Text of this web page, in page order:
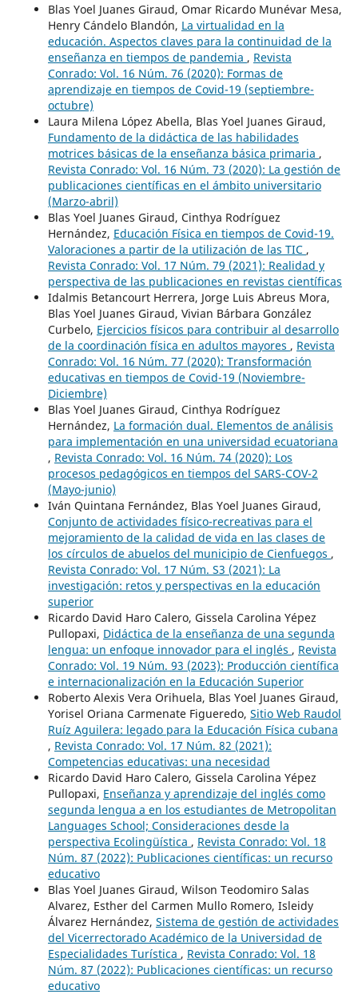
Blas Yoel Juanes Giraud, Omar Ricardo Munévar Mesa,
Henry Cándelo Blandón, La virtualidad en la
educación. Aspectos claves para la continuidad de la
enseñanza en tiempos de pandemia , Revista
Conrado: Vol. 16 Núm. 76 (2020): Formas de
aprendizaje en tiempos de Covid-19 (septiembre-
octubre)
Laura Milena López Abella, Blas Yoel Juanes Giraud,
Fundamento de la didáctica de las habilidades
motrices básicas de la enseñanza básica primaria ,
Revista Conrado: Vol. 16 Núm. 73 (2020): La gestión de
publicaciones científicas en el ámbito universitario
(Marzo-abril)
Blas Yoel Juanes Giraud, Cinthya Rodríguez
Hernández, Educación Física en tiempos de Covid-19.
Valoraciones a partir de la utilización de las TIC ,
Revista Conrado: Vol. 17 Núm. 79 (2021): Realidad y
perspectiva de las publicaciones en revistas científicas
Idalmis Betancourt Herrera, Jorge Luis Abreus Mora,
Blas Yoel Juanes Giraud, Vivian Bárbara González
Curbelo, Ejercicios físicos para contribuir al desarrollo
de la coordinación física en adultos mayores , Revista
Conrado: Vol. 16 Núm. 77 (2020): Transformación
educativas en tiempos de Covid-19 (Noviembre-
Diciembre)
Blas Yoel Juanes Giraud, Cinthya Rodríguez
Hernández, La formación dual. Elementos de análisis
para implementación en una universidad ecuatoriana
, Revista Conrado: Vol. 16 Núm. 74 (2020): Los
procesos pedagógicos en tiempos del SARS-COV-2
(Mayo-junio)
Iván Quintana Fernández, Blas Yoel Juanes Giraud,
Conjunto de actividades físico-recreativas para el
mejoramiento de la calidad de vida en las clases de
los círculos de abuelos del municipio de Cienfuegos ,
Revista Conrado: Vol. 17 Núm. S3 (2021): La
investigación: retos y perspectivas en la educación
superior
Ricardo David Haro Calero, Gissela Carolina Yépez
Pullopaxi, Didáctica de la enseñanza de una segunda
lengua: un enfoque innovador para el inglés , Revista
Conrado: Vol. 19 Núm. 93 (2023): Producción científica
e internacionalización en la Educación Superior
Roberto Alexis Vera Orihuela, Blas Yoel Juanes Giraud,
Yorisel Oriana Carmenate Figueredo, Sitio Web Raudol
Ruíz Aguilera: legado para la Educación Física cubana
, Revista Conrado: Vol. 17 Núm. 82 (2021):
Competencias educativas: una necesidad
Ricardo David Haro Calero, Gissela Carolina Yépez
Pullopaxi, Enseñanza y aprendizaje del inglés como
segunda lengua a en los estudiantes de Metropolitan
Languages School; Consideraciones desde la
perspectiva Ecolingüística , Revista Conrado: Vol. 18
Núm. 87 (2022): Publicaciones científicas: un recurso
educativo
Blas Yoel Juanes Giraud, Wilson Teodomiro Salas
Alvarez, Esther del Carmen Mullo Romero, Isleidy
Álvarez Hernández, Sistema de gestión de actividades
del Vicerrectorado Académico de la Universidad de
Especialidades Turística , Revista Conrado: Vol. 18
Núm. 87 (2022): Publicaciones científicas: un recurso
educativo